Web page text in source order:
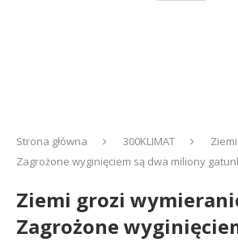
Strona główna 300KLIMAT
Zagrożone wyginięciem są dwa miliony
Ziemi grozi
Zagrożone